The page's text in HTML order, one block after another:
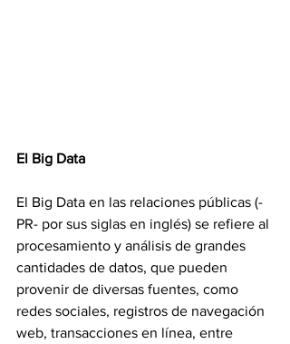
El Big Data
El Big Data en las relaciones públicas (-
PR- por sus siglas en inglés) se refiere al
procesamiento y análisis de grandes
cantidades de datos, que pueden
provenir de diversas fuentes, como
redes sociales, registros de navegación
web, transacciones en línea, entre